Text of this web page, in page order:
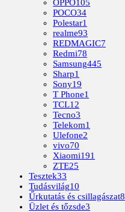
OPPO105
POCO34
Polestar1
realme93
REDMAGIC7
Redmi78
Samsung445
Sharp1
Sony19
T Phone1
TCL12
Tecno3
Telekom1
Ulefone2
vivo70
Xiaomi191
ZTE25
Tesztek33
Tudásvilág10
Űrkutatás és csillagászat8
Üzlet és tőzsde3